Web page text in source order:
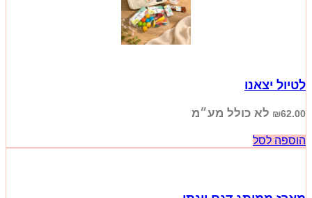
לטיול יצאנו
₪62.00 לא כולל מע״מ
הוספה לסל